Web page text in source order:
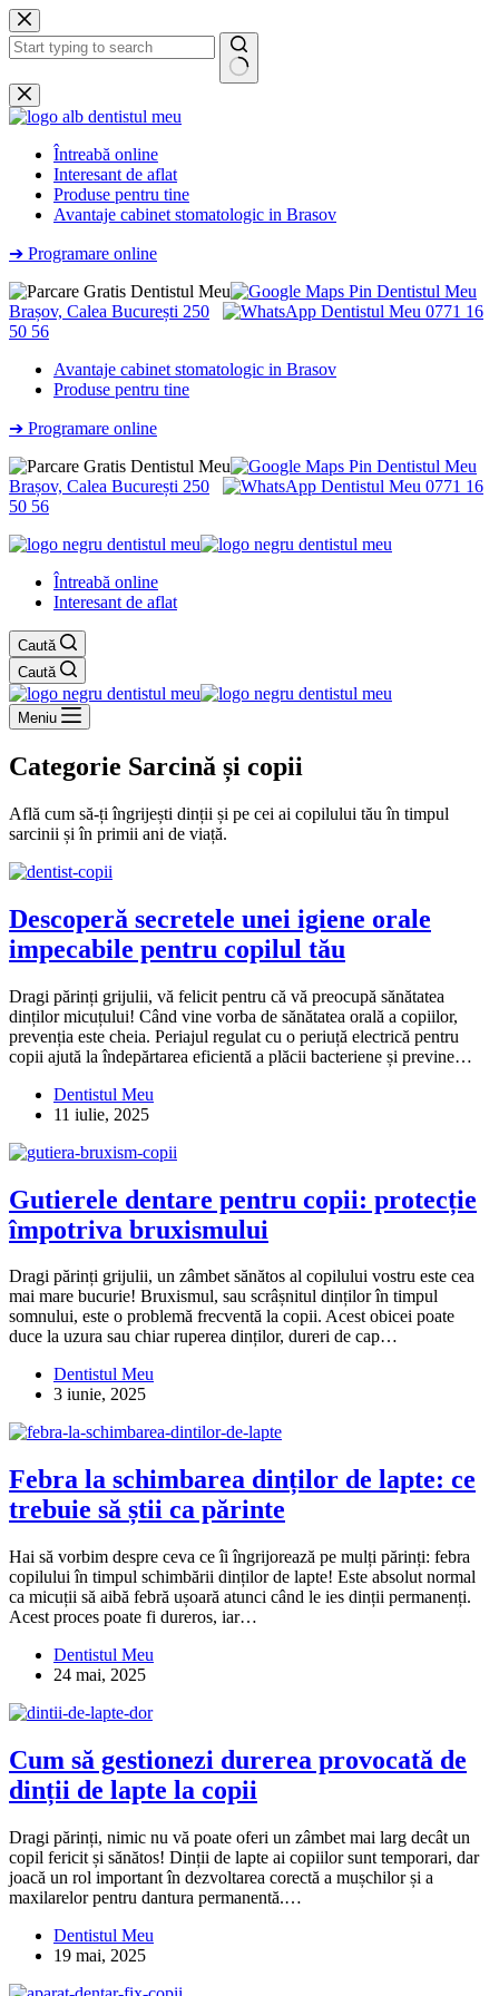
Sari
la
conținut
Niciun
rezultat
Întreabă online
Interesant de aflat
Produse pentru tine
Avantaje cabinet stomatologic in Brasov
➔ Programare online
Brașov, Calea București 250
0771 16
50 56
Avantaje cabinet stomatologic in Brasov
Produse pentru tine
➔ Programare online
Brașov, Calea București 250
0771 16
50 56
Întreabă online
Interesant de aflat
Caută
Caută
Meniu
Categorie Sarcină și copii
Află cum să-ți îngrijești dinții și pe cei ai copilului tău în timpul
sarcinii și în primii ani de viață.
Descoperă secretele unei igiene orale
impecabile pentru copilul tău
Dragi părinți grijulii, vă felicit pentru că vă preocupă sănătatea
dinților micuțului! Când vine vorba de sănătatea orală a copiilor,
prevenția este cheia. Periajul regulat cu o periuță electrică pentru
copii ajută la îndepărtarea eficientă a plăcii bacteriene și previne…
Dentistul Meu
11 iulie, 2025
Gutierele dentare pentru copii: protecție
împotriva bruxismului
Dragi părinți grijulii, un zâmbet sănătos al copilului vostru este cea
mai mare bucurie! Bruxismul, sau scrâșnitul dinților în timpul
somnului, este o problemă frecventă la copii. Acest obicei poate
duce la uzura sau chiar ruperea dinților, dureri de cap…
Dentistul Meu
3 iunie, 2025
Febra la schimbarea dinților de lapte: ce
trebuie să știi ca părinte
Hai să vorbim despre ceva ce îi îngrijorează pe mulți părinți: febra
copilului în timpul schimbării dinților de lapte! Este absolut normal
ca micuții să aibă febră ușoară atunci când le ies dinții permanenți.
Acest proces poate fi dureros, iar…
Dentistul Meu
24 mai, 2025
Cum să gestionezi durerea provocată de
dinții de lapte la copii
Dragi părinți, nimic nu vă poate oferi un zâmbet mai larg decât un
copil fericit și sănătos! Dinții de lapte ai copiilor sunt temporari, dar
joacă un rol important în dezvoltarea corectă a mușchilor și a
maxilarelor pentru dantura permanentă.…
Dentistul Meu
19 mai, 2025